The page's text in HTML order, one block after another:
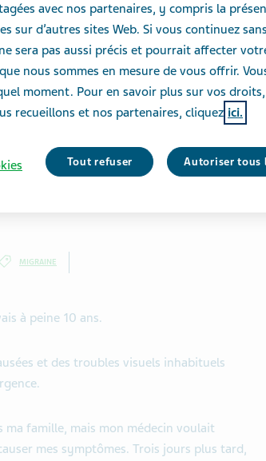
MIGRAINE
à peine 10 ans.
et des troubles visuels inhabituels
famille, mais mon médecin voulait
mes symptômes. Trois jours plus tard,
avec nos partenaires, y compris la
sur d’autres sites Web. Si vous continuez
sera pas aussi précis et pourrait affecter
nous sommes en mesure de vous offrir.
moment. Pour en savoir plus sur vos
recueillons et nos partenaires, cliquez ici.
Tout refuser Autoriser tous